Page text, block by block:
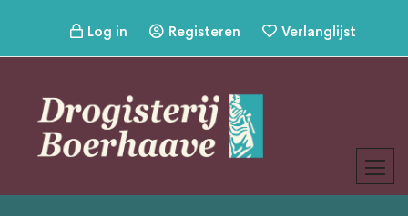
Log in Registeren Verlanglijst